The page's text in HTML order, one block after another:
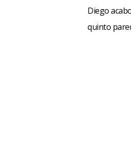
Diego
quinto